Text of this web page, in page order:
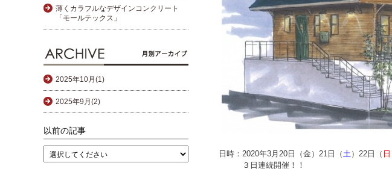
日時：2020年3月20日（金）21日（土）22日（ 日
３日連続開催！！
薄くカラフルなデザインコンクリート
「モールテックス」
2025年10月(1)
2025年9月(2)
以前の記事